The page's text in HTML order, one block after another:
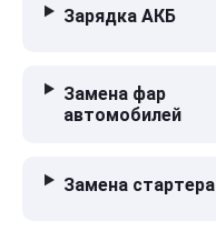
Зарядка АКБ
Замена фар
автомобилей
Замена стартера